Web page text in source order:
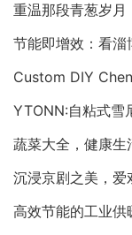
节能即增效：看淄
YTONN:自粘式雪
蔬菜大全，健康生
沉浸京剧之美，爱